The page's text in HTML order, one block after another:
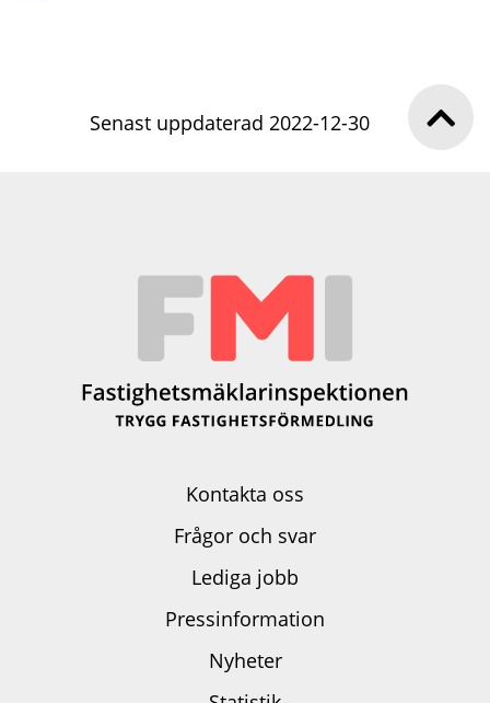
Senast uppdaterad 2022-12-30
Kontakta oss
Frågor och svar
Lediga jobb
Pressinformation
Nyheter